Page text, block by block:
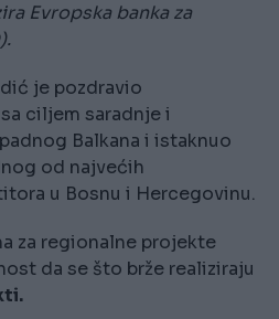
Evropska banka za
je pozdravio
ciljem saradnje i
Balkana i istaknuo
od najvećih
u Bosnu i Hercegovinu.
za regionalne projekte
da se što brže realiziraju